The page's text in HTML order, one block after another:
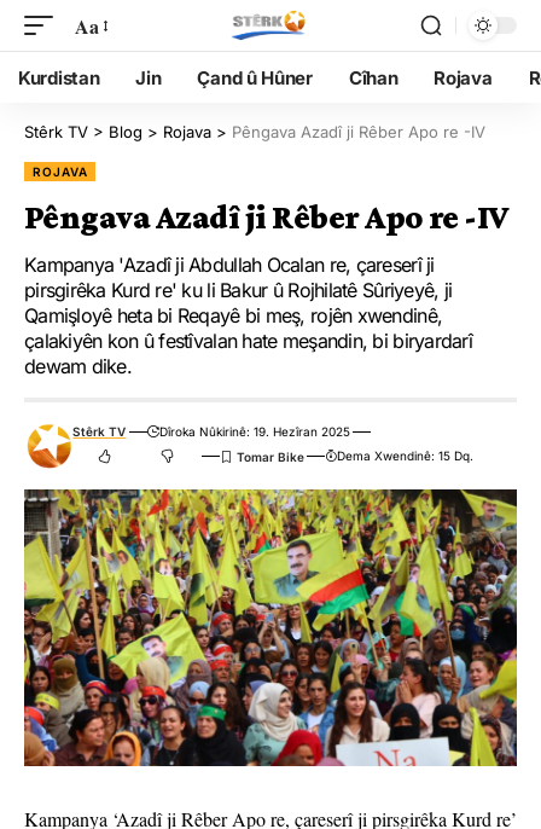
Aa
Kurdistan Jin Çand û Hûner Cîhan Rojava
Stêrk TV > Blog > Rojava > Pêngava Azadî ji Rêber Apo re -IV
ROJAVA
Pêngava Azadî ji Rêber Apo re -IV
Kampanya 'Azadî ji Abdullah Ocalan re, çareserî ji
pirsgirêka Kurd re' ku li Bakur û Rojhilatê Sûriyeyê, ji
Qamişloyê heta bi Reqayê bi meş, rojên xwendinê,
çalakiyên kon û festîvalan hate meşandin, bi biryardarî
dewam dike.
Stêrk TV
Dîroka Nûkirinê: 19. Hezîran 2025
Dema Xwendinê: 15 Dq.
Kampanya ‘Azadî ji Rêber Apo re, çareserî ji pirsgirêka Kurd re’